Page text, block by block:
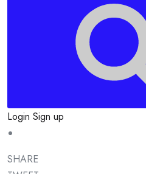
Login Sign up
SHARE